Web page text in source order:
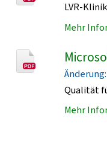
LVR-
Mehr
Qualität
Mehr